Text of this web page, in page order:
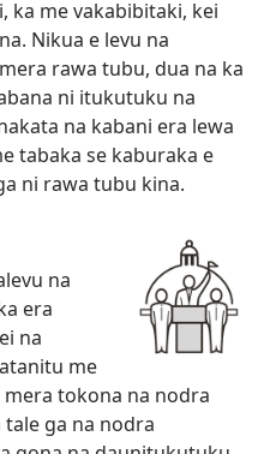
ka me vakabibitaki, kei
Nikua e levu na
rawa tubu, dua na ka
ni itukutuku na
na kabani era lewa
tabaka se kaburaka e
ni rawa tubu kina.
na
era
na
me
tokona na nodra
ga na nodra